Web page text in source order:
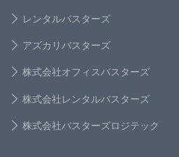
レンタルバスターズ
アズカリバスターズ
株式会社オフィスバスターズ
株式会社レンタルバスターズ
株式会社バスターズロジテック